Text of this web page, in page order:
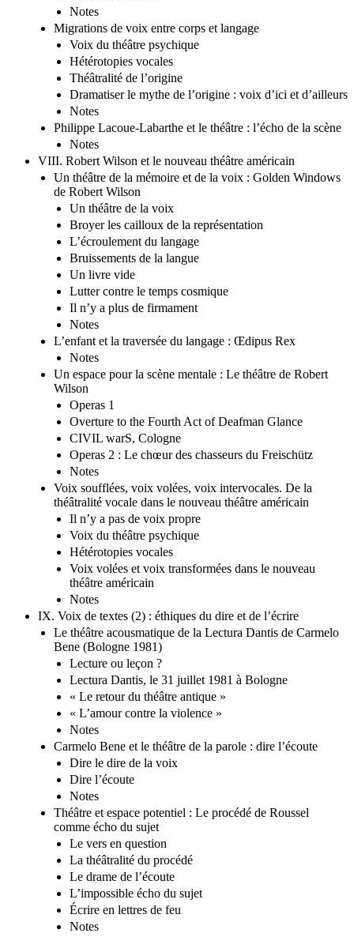
Notes
Migrations de voix entre corps et langage
Voix du théâtre psychique
Hétérotopies vocales
Théâtralité de l’origine
Dramatiser le mythe de l’origine : voix d’ici et d’ailleurs
Notes
Philippe Lacoue-Labarthe et le théâtre : l’écho de la scène
Notes
VIII. Robert Wilson et le nouveau théâtre américain
Un théâtre de la mémoire et de la voix : Golden Windows
de Robert Wilson
Un théâtre de la voix
Broyer les cailloux de la représentation
L’écroulement du langage
Bruissements de la langue
Un livre vide
Lutter contre le temps cosmique
Il n’y a plus de firmament
Notes
L’enfant et la traversée du langage : Œdipus Rex
Notes
Un espace pour la scène mentale : Le théâtre de Robert
Wilson
Operas 1
Overture to the Fourth Act of Deafman Glance
CIVIL warS, Cologne
Operas 2 : Le chœur des chasseurs du Freischütz
Notes
Voix soufflées, voix volées, voix intervocales. De la
théâtralité vocale dans le nouveau théâtre américain
Il n’y a pas de voix propre
Voix du théâtre psychique
Hétérotopies vocales
Voix volées et voix transformées dans le nouveau
théâtre américain
Notes
IX. Voix de textes (2) : éthiques du dire et de l’écrire
Le théâtre acousmatique de la Lectura Dantis de Carmelo
Bene (Bologne 1981)
Lecture ou leçon ?
Lectura Dantis, le 31 juillet 1981 à Bologne
« Le retour du théâtre antique »
« L’amour contre la violence »
Notes
Carmelo Bene et le théâtre de la parole : dire l’écoute
Dire le dire de la voix
Dire l’écoute
Notes
Théâtre et espace potentiel : Le procédé de Roussel
comme écho du sujet
Le vers en question
La théâtralité du procédé
Le drame de l’écoute
L’impossible écho du sujet
Écrire en lettres de feu
Notes